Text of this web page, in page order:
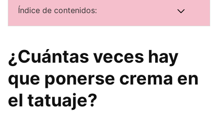
Índice de contenidos:
¿Cuántas veces hay
que ponerse crema en
el tatuaje?